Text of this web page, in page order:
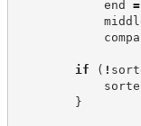
end =
if ( !
}